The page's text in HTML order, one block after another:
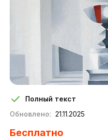
Полный текст
Обновлено: 21.11.2025
Бесплатно